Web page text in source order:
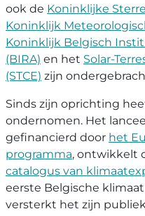
ook de Koninklijke
Koninklijk
Koninklijk Belgisch
(BIRA) en het Solar-
(STCE) zijn
Sinds zijn oprichting
ondernomen. Het
gefinancierd door het
programma, ontwikkelt
catalogus van
eerste Belgische
versterkt het zijn